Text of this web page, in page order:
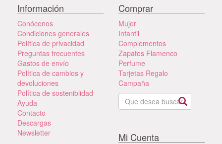
Información
Conócenos
Condiciones generales
Política de privacidad
Preguntas frecuentes
Gastos de envío
Política de cambios y
devoluciones
Política de sosteniblidad
Ayuda
Contacto
Descargas
Newsletter
Comprar
Mujer
Infantil
Complementos
Zapatos Flamenco
Perfume
Tarjetas Regalo
Campaña
Mi Cuenta